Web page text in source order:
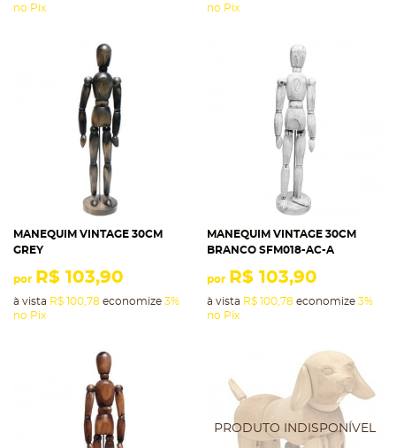
no Pix
no Pix
MANEQUIM VINTAGE 30CM
GREY
por R$ 103,90
à vista R$ 100,78 economize 3%
no Pix
MANEQUIM VINTAGE 30CM
BRANCO SFM018-AC-A
por R$ 103,90
à vista R$ 100,78 economize 3%
no Pix